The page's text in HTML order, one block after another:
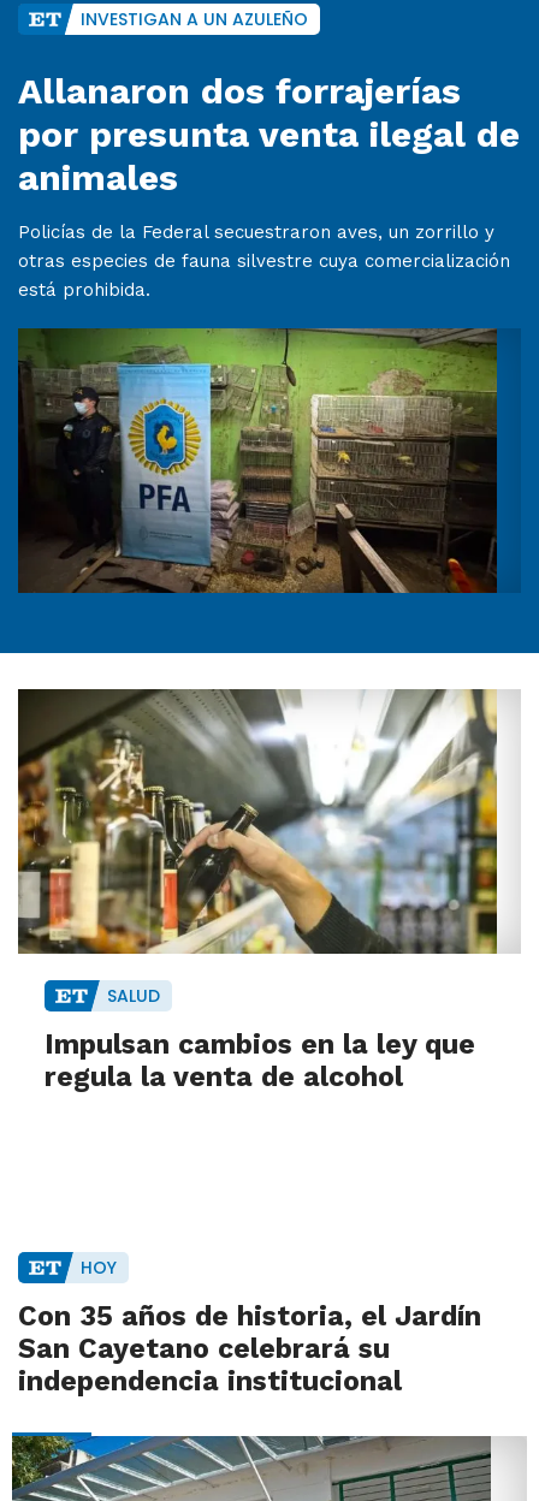
INVESTIGAN A UN AZULEÑO
Allanaron dos forrajerías
por presunta venta ilegal de
animales
Policías de la Federal secuestraron aves, un zorrillo y
otras especies de fauna silvestre cuya comercialización
está prohibida.
SALUD
Impulsan cambios en la ley que
regula la venta de alcohol
HOY
Con 35 años de historia, el Jardín
San Cayetano celebrará su
independencia institucional